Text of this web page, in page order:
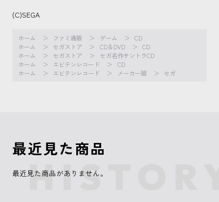
(C)SEGA
ホーム ファミ通販 ゲーム
CD
ホーム
セガストア CD＆DVD
CD
ホーム
セガストア
セガ名作サントラCD
ホーム
エビテンレコード
CD
ホーム
エビテンレコード メーカー順 セガ
最近見た商品
最近見た商品がありません。